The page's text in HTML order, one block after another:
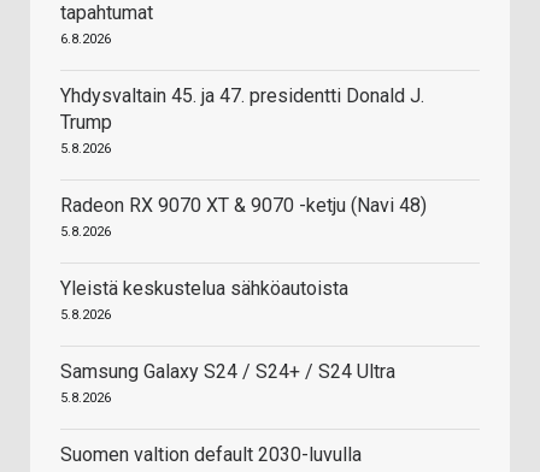
tapahtumat
6.8.2026
Yhdysvaltain 45. ja 47. presidentti Donald J.
Trump
5.8.2026
Radeon RX 9070 XT & 9070 -ketju (Navi 48)
5.8.2026
Yleistä keskustelua sähköautoista
5.8.2026
Samsung Galaxy S24 / S24+ / S24 Ultra
5.8.2026
Suomen valtion default 2030-luvulla